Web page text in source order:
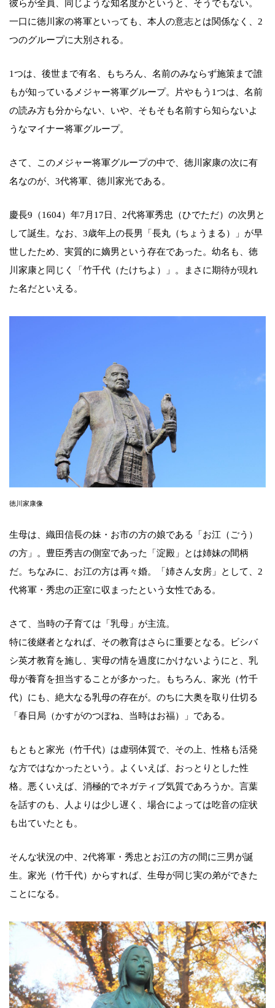
彼らが全員、同じような知名度かというと、そうでもない。
一口に徳川家の将軍といっても、本人の意志とは関係なく、2
つのグループに大別される。
1つは、後世まで有名、もちろん、名前のみならず施策まで誰
もが知っているメジャー将軍グループ。片やもう1つは、名前
の読み方も分からない、いや、そもそも名前すら知らないよ
うなマイナー将軍グループ。
さて、このメジャー将軍グループの中で、徳川家康の次に有
名なのが、3代将軍、徳川家光である。
慶長9（1604）年7月17日、2代将軍秀忠（ひでただ）の次男と
して誕生。なお、3歳年上の長男「長丸（ちょうまる）」が早
世したため、実質的に嫡男という存在であった。幼名も、徳
川家康と同じく「竹千代（たけちよ）」。まさに期待が現れ
た名だといえる。
徳川家康像
生母は、織田信長の妹・お市の方の娘である「お江（ごう）
の方」。豊臣秀吉の側室であった「淀殿」とは姉妹の間柄
だ。ちなみに、お江の方は再々婚。「姉さん女房」として、2
代将軍・秀忠の正室に収まったという女性である。
さて、当時の子育ては「乳母」が主流。
特に後継者となれば、その教育はさらに重要となる。ビシバ
シ英才教育を施し、実母の情を過度にかけないようにと、乳
母が養育を担当することが多かった。もちろん、家光（竹千
代）にも、絶大なる乳母の存在が。のちに大奥を取り仕切る
「春日局（かすがのつぼね、当時はお福）」である。
もともと家光（竹千代）は虚弱体質で、その上、性格も活発
な方ではなかったという。よくいえば、おっとりとした性
格。悪くいえば、消極的でネガティブ気質であろうか。言葉
を話すのも、人よりは少し遅く、場合によっては吃音の症状
も出ていたとも。
そんな状況の中、2代将軍・秀忠とお江の方の間に三男が誕
生。家光（竹千代）からすれば、生母が同じ実の弟ができた
ことになる。